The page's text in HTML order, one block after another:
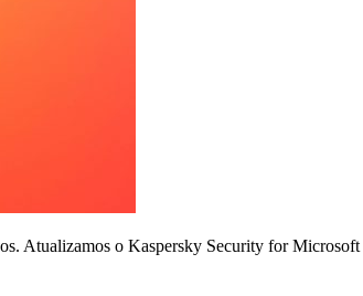
Atualizamos o Kaspersky Security for